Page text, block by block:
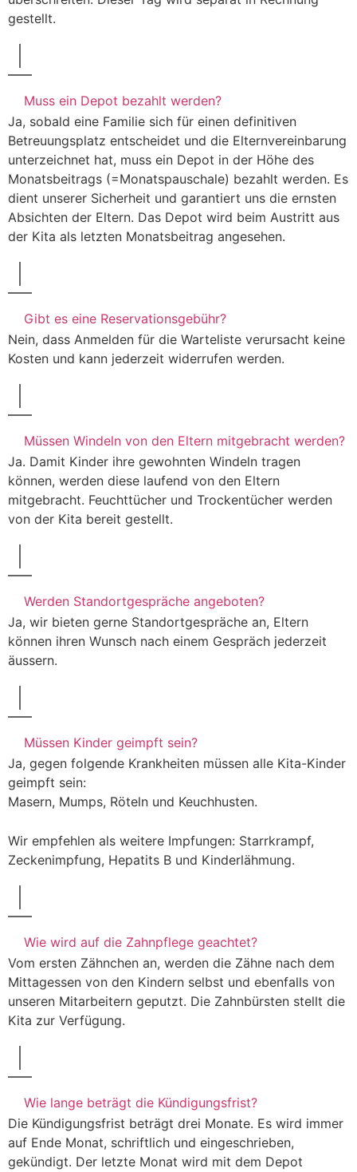
KONTAKT
ANMELDUNG
gestellt.
Muss ein Depot bezahlt werden?
Ja, sobald eine Familie sich für einen definitiven
Betreuungsplatz entscheidet und die Elternvereinbarung
unterzeichnet hat, muss ein Depot in der Höhe des
Monatsbeitrags (=Monatspauschale) bezahlt werden. Es
dient unserer Sicherheit und garantiert uns die ernsten
Absichten der Eltern. Das Depot wird beim Austritt aus
der Kita als letzten Monatsbeitrag angesehen.
Gibt es eine Reservationsgebühr?
Nein, dass Anmelden für die Warteliste verursacht keine
Kosten und kann jederzeit widerrufen werden.
Müssen Windeln von den Eltern mitgebracht werden?
Ja. Damit Kinder ihre gewohnten Windeln tragen
können, werden diese laufend von den Eltern
mitgebracht. Feuchttücher und Trockentücher werden
von der Kita bereit gestellt.
Werden Standortgespräche angeboten?
Ja, wir bieten gerne Standortgespräche an, Eltern
können ihren Wunsch nach einem Gespräch jederzeit
äussern.
Müssen Kinder geimpft sein?
Ja, gegen folgende Krankheiten müssen alle Kita-Kinder
geimpft sein:
Masern, Mumps, Röteln und Keuchhusten.
Wir empfehlen als weitere Impfungen: Starrkrampf,
Zeckenimpfung, Hepatits B und Kinderlähmung.
Wie wird auf die Zahnpflege geachtet?
Vom ersten Zähnchen an, werden die Zähne nach dem
Mittagessen von den Kindern selbst und ebenfalls von
unseren Mitarbeitern geputzt. Die Zahnbürsten stellt die
Kita zur Verfügung.
Wie lange beträgt die Kündigungsfrist?
Die Kündigungsfrist beträgt drei Monate. Es wird immer
auf Ende Monat, schriftlich und eingeschrieben,
gekündigt. Der letzte Monat wird mit dem Depot